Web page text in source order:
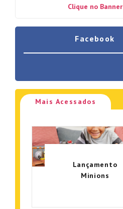
Clique no Banner
Facebook
Mais Acessados
Lançamento
Minions